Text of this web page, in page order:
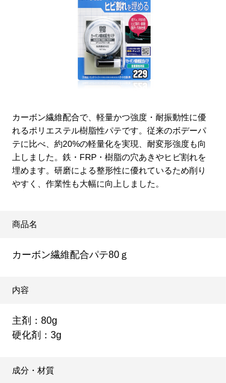
カーボン繊維配合で、軽量かつ強度・耐振動性に優
れるポリエステル樹脂性パテです。従来のボデーパ
テに比べ、約20%の軽量化を実現、耐変形強度も向
上しました。鉄・FRP・樹脂の穴あきやヒビ割れを
埋めます。研磨による整形性に優れているため削り
やすく、作業性も大幅に向上しました。
商品名
カーボン繊維配合パテ80ｇ
内容
主剤：80g
硬化剤：3g
成分・材質